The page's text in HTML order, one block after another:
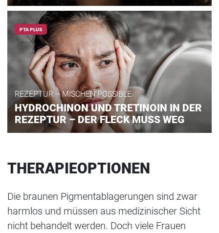
PTA PLUS
REZEPTUR – MISCHEN POSSIBLE
HYDROCHINON UND TRETINOIN IN DER
REZEPTUR – DER FLECK MUSS WEG
THERAPIEOPTIONEN
Die braunen Pigmentablagerungen sind zwar
harmlos und müssen aus medizinischer Sicht
nicht behandelt werden. Doch viele Frauen